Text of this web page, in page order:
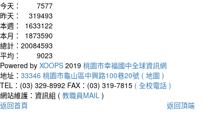
今天：
7577
昨天：
319493
本週：
1633122
本月：
1873590
總計： 20084593
平均：
9023
Powered by XOOPS 2019 桃園市幸福國中全球資訊網
地址： 33346 桃園市龜山區中興路100巷20號 ( 地圖 )
TEL：(03) 329-8992 FAX：(03) 319-7815 ( 全校電話 )
網站維護：資訊組 ( 教職員MAIL )
返回首頁
返回頂端